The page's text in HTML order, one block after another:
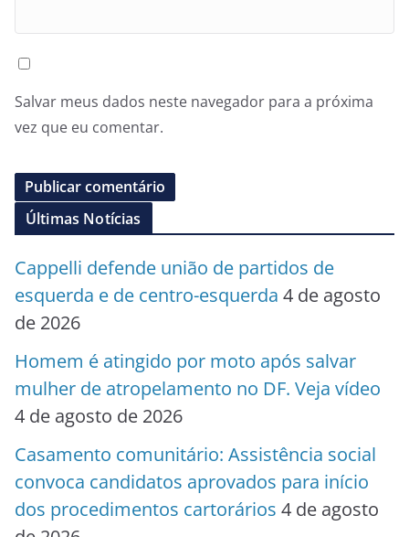
Salvar meus dados neste navegador para a próxima
vez que eu comentar.
Últimas Notícias
Cappelli defende união de partidos de
esquerda e de centro-esquerda 4 de agosto
de 2026
Homem é atingido por moto após salvar
mulher de atropelamento no DF. Veja vídeo
4 de agosto de 2026
Casamento comunitário: Assistência social
convoca candidatos aprovados para início
dos procedimentos cartorários 4 de agosto